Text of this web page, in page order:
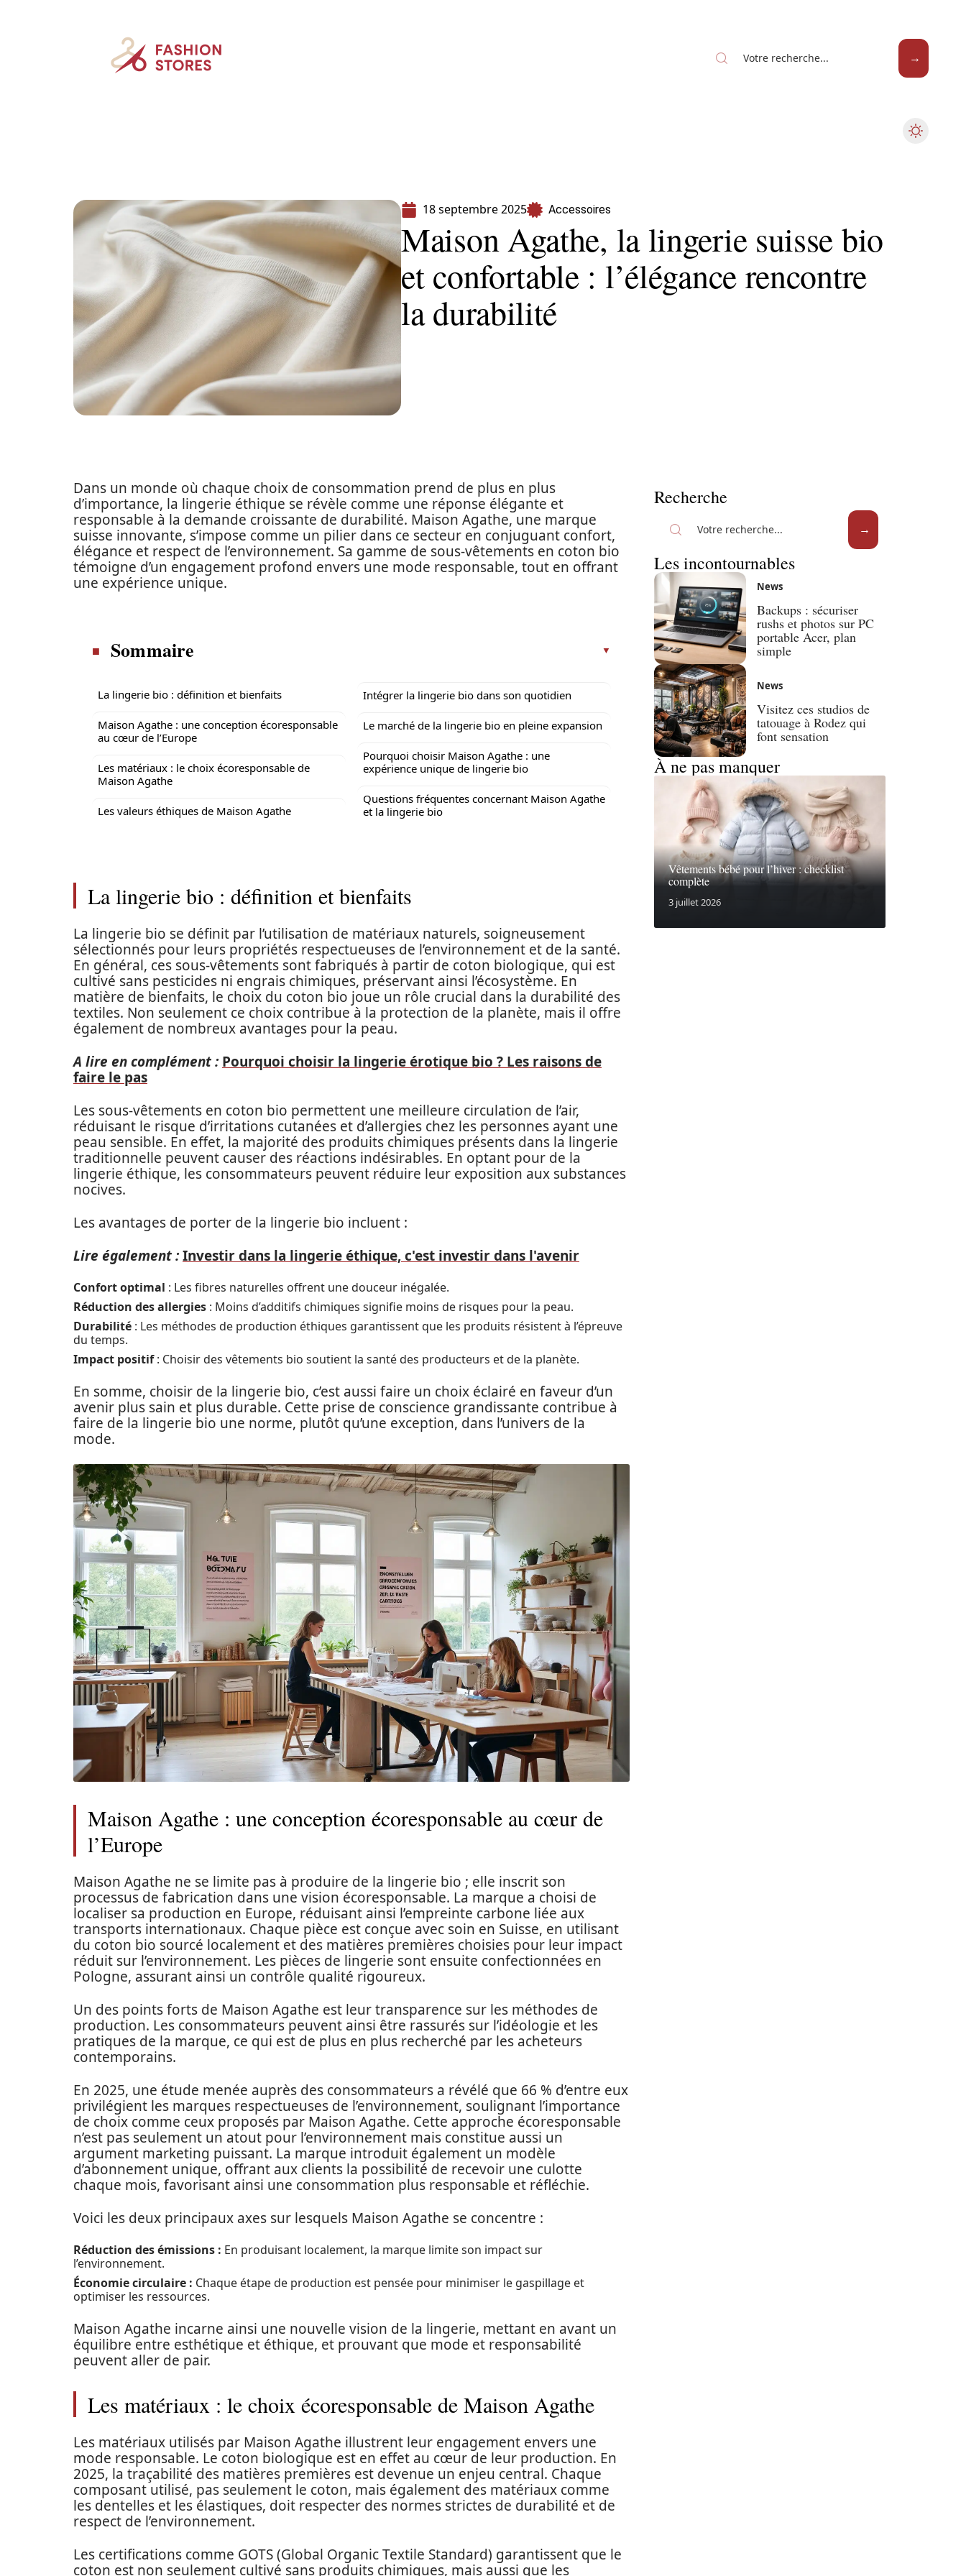
18 septembre 2025 Accessoires
Maison Agathe, la lingerie suisse bio
et confortable : l’élégance rencontre
la durabilité
Dans un monde où chaque choix de consommation prend de plus en plus
d’importance, la lingerie éthique se révèle comme une réponse élégante et
responsable à la demande croissante de durabilité. Maison Agathe, une marque
suisse innovante, s’impose comme un pilier dans ce secteur en conjuguant confort,
élégance et respect de l’environnement. Sa gamme de sous-vêtements en coton bio
témoigne d’un engagement profond envers une mode responsable, tout en offrant
une expérience unique.
Sommaire
La lingerie bio : définition et bienfaits
Maison Agathe : une conception écoresponsable
au cœur de l’Europe
Les matériaux : le choix écoresponsable de
Maison Agathe
Les valeurs éthiques de Maison Agathe
Intégrer la lingerie bio dans son quotidien
Le marché de la lingerie bio en pleine expansion
Pourquoi choisir Maison Agathe : une
expérience unique de lingerie bio
Questions fréquentes concernant Maison Agathe
et la lingerie bio
La lingerie bio : définition et bienfaits
La lingerie bio se définit par l’utilisation de matériaux naturels, soigneusement
sélectionnés pour leurs propriétés respectueuses de l’environnement et de la santé.
En général, ces sous-vêtements sont fabriqués à partir de coton biologique, qui est
cultivé sans pesticides ni engrais chimiques, préservant ainsi l’écosystème. En
matière de bienfaits, le choix du coton bio joue un rôle crucial dans la durabilité des
textiles. Non seulement ce choix contribue à la protection de la planète, mais il offre
également de nombreux avantages pour la peau.
A lire en complément : Pourquoi choisir la lingerie érotique bio ? Les raisons de
faire le pas
Les sous-vêtements en coton bio permettent une meilleure circulation de l’air,
réduisant le risque d’irritations cutanées et d’allergies chez les personnes ayant une
peau sensible. En effet, la majorité des produits chimiques présents dans la lingerie
traditionnelle peuvent causer des réactions indésirables. En optant pour de la
lingerie éthique, les consommateurs peuvent réduire leur exposition aux substances
nocives.
Les avantages de porter de la lingerie bio incluent :
Lire également :Investir dans la lingerie éthique, c'est investir dans l'avenir
Confort optimal : Les fibres naturelles offrent une douceur inégalée.
Réduction des allergies : Moins d’additifs chimiques signifie moins de risques pour la peau.
Durabilité : Les méthodes de production éthiques garantissent que les produits résistent à l’épreuve
du temps.
Impact positif: Choisir des vêtements bio soutient la santé des producteurs et de la planète.
En somme, choisir de la lingerie bio, c’est aussi faire un choix éclairé en faveur d’un
avenir plus sain et plus durable. Cette prise de conscience grandissante contribue à
faire de la lingerie bio une norme, plutôt qu’une exception, dans l’univers de la
mode.
Maison Agathe : une conception écoresponsable au cœur de
l’Europe
Maison Agathe ne se limite pas à produire de la lingerie bio ; elle inscrit son
processus de fabrication dans une vision écoresponsable. La marque a choisi de
localiser sa production en Europe, réduisant ainsi l’empreinte carbone liée aux
transports internationaux. Chaque pièce est conçue avec soin en Suisse, en utilisant
du coton bio sourcé localement et des matières premières choisies pour leur impact
réduit sur l’environnement. Les pièces de lingerie sont ensuite confectionnées en
Pologne, assurant ainsi un contrôle qualité rigoureux.
Un des points forts de Maison Agathe est leur transparence sur les méthodes de
production. Les consommateurs peuvent ainsi être rassurés sur l’idéologie et les
pratiques de la marque, ce qui est de plus en plus recherché par les acheteurs
contemporains.
En 2025, une étude menée auprès des consommateurs a révélé que 66 % d’entre eux
privilégient les marques respectueuses de l’environnement, soulignant l’importance
de choix comme ceux proposés par Maison Agathe. Cette approche écoresponsable
n’est pas seulement un atout pour l’environnement mais constitue aussi un
argument marketing puissant. La marque introduit également un modèle
d’abonnement unique, offrant aux clients la possibilité de recevoir une culotte
chaque mois, favorisant ainsi une consommation plus responsable et réfléchie.
Voici les deux principaux axes sur lesquels Maison Agathe se concentre :
Réduction des émissions : En produisant localement, la marque limite son impact sur
l’environnement.
Économie circulaire : Chaque étape de production est pensée pour minimiser le gaspillage et
optimiser les ressources.
Maison Agathe incarne ainsi une nouvelle vision de la lingerie, mettant en avant un
équilibre entre esthétique et éthique, et prouvant que mode et responsabilité
peuvent aller de pair.
Les matériaux : le choix écoresponsable de Maison Agathe
Les matériaux utilisés par Maison Agathe illustrent leur engagement envers une
mode responsable. Le coton biologique est en effet au cœur de leur production. En
2025, la traçabilité des matières premières est devenue un enjeu central. Chaque
composant utilisé, pas seulement le coton, mais également des matériaux comme
les dentelles et les élastiques, doit respecter des normes strictes de durabilité et de
respect de l’environnement.
Les certifications comme GOTS (Global Organic Textile Standard) garantissent que le
coton est non seulement cultivé sans produits chimiques, mais aussi que les
Recherche
Les incontournables
News
Backups : sécuriser
rushs et photos sur PC
portable Acer, plan
simple
News
Visitez ces studios de
tatouage à Rodez qui
font sensation
À ne pas manquer
Vêtements bébé pour l’hiver : checklist
complète
3 juillet 2026